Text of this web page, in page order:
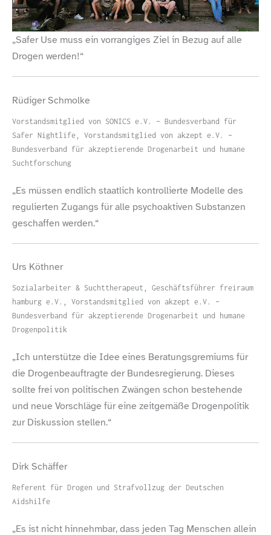
„Safer Use muss ein vorrangiges Ziel in Bezug auf alle
Drogen werden!“
Rüdiger Schmolke
Vorstandsmitglied von SONICS e.V. – Bundesverband für
Safer Nightlife, Vorstandsmitglied von akzept e.V. –
Bundesverband für akzeptierende Drogenarbeit und humane
Suchtforschung
„Es müssen endlich staatlich kontrollierte Modelle des
regulierten Zugangs für alle psychoaktiven Substanzen
geschaffen werden.“
Urs Köthner
Sozialarbeiter & Suchttherapeut, Geschäftsführer freiraum
hamburg e.V., Vorstandsmitglied von akzept e.V. –
Bundesverband für akzeptierende Drogenarbeit und humane
Drogenpolitik
„Ich unterstütze die Idee eines Beratungsgremiums für
die Drogenbeauftragte der Bundesregierung. Dieses
sollte frei von politischen Zwängen schon bestehende
und neue Vorschläge für eine zeitgemäße Drogenpolitik
zur Diskussion stellen.“
Dirk Schäffer
Referent für Drogen und Strafvollzug der Deutschen
Aidshilfe
„Es ist nicht hinnehmbar, dass jeden Tag Menschen allein